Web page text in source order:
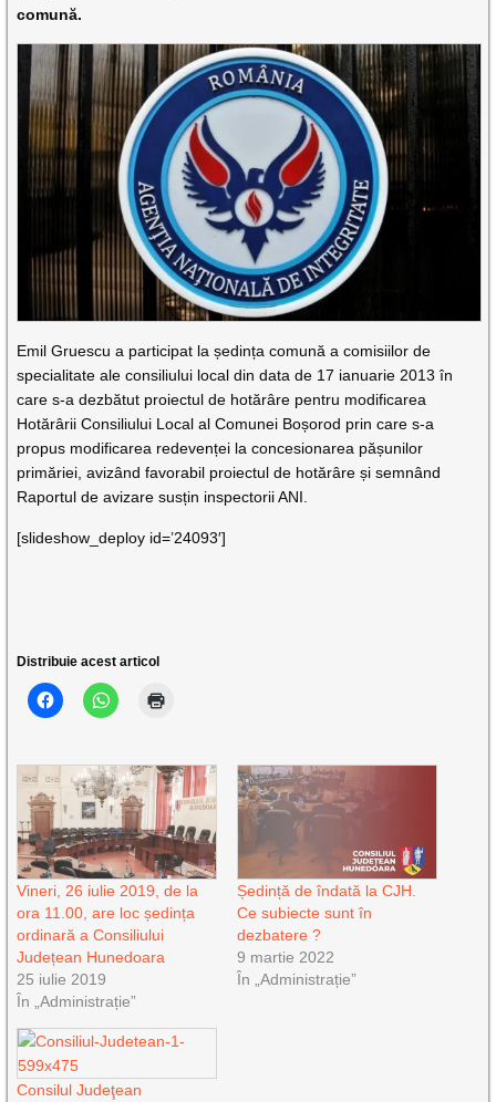
comună.
Emil Gruescu a participat la ședința comună a comisiilor de
specialitate ale consiliului local din data de 17 ianuarie 2013 în
care s-a dezbătut proiectul de hotărâre pentru modificarea
Hotărârii Consiliului Local al Comunei Boșorod prin care s-a
propus modificarea redevenței la concesionarea pășunilor
primăriei, avizând favorabil proiectul de hotărâre și semnând
Raportul de avizare susțin inspectorii ANI.
[slideshow_deploy id=’24093′]
Distribuie acest articol
Vineri, 26 iulie 2019, de la
ora 11.00, are loc ședința
ordinară a Consiliului
Județean Hunedoara
25 iulie 2019
În „Administrație”
Ședință de îndată la CJH.
Ce subiecte sunt în
dezbatere ?
9 martie 2022
În „Administrație”
Consilul Judeţean